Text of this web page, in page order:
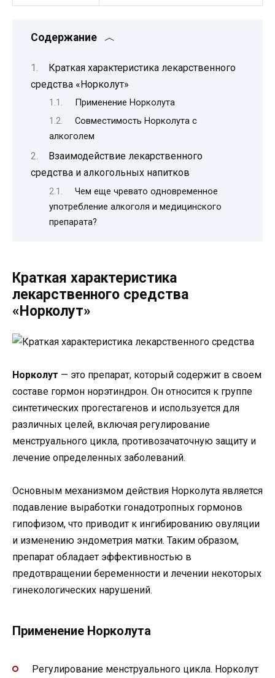
Содержание
Краткая характеристика лекарственного
средства «Норколут»
Применение Норколута
Совместимость Норколута с
алкоголем
Взаимодействие лекарственного
средства и алкогольных напитков
Чем еще чревато одновременное
употребление алкоголя и медицинского
препарата?
Краткая характеристика
лекарственного средства
«Норколут»
Норколут — это препарат, который содержит в своем
составе гормон норэтиндрон. Он относится к группе
синтетических прогестагенов и используется для
различных целей, включая регулирование
менструального цикла, противозачаточную защиту и
лечение определенных заболеваний.
Основным механизмом действия Норколута является
подавление выработки гонадотропных гормонов
гипофизом, что приводит к ингибированию овуляции
и изменению эндометрия матки. Таким образом,
препарат обладает эффективностью в
предотвращении беременности и лечении некоторых
гинекологических нарушений.
Применение Норколута
Регулирование менструального цикла. Норколут